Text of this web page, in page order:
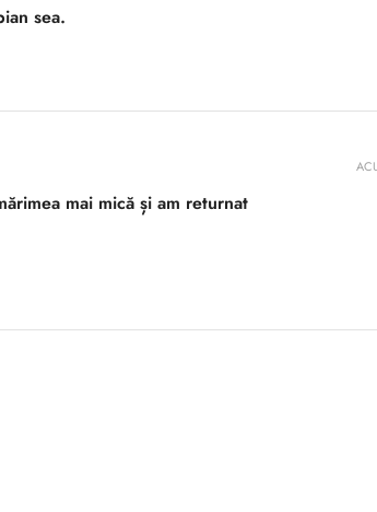
sea.
mai mică și am returnat